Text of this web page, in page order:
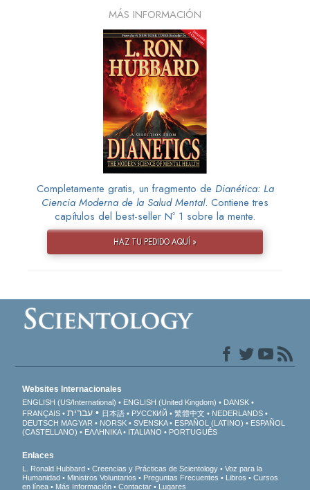
MÁS INFORMACIÓN
Completamente gratis, un fragmento de Dianética: La
Ciencia Moderna de la Salud Mental. Contiene tres
capítulos del best-seller Nº 1 sobre la mente.
HAZ TU PEDIDO AQUÍ »
Websites Internacionales
ENGLISH (US/International) ENGLISH (United Kingdom)
DANSK
FRANÇAIS
עברית 日本語 РУССКИЙ 繁體中文
NEDERLANDS
DEUTSCH MAGYAR NORSK SVENSKA ESPAÑOL (LATINO)
ESPAÑOL
(CASTELLANO)
ΕΛΛΗΝΙΚA ITALIANO PORTUGUÊS
Enlaces
L. Ronald Hubbard Creencias y Prácticas de Scientology
Voz para la
Humanidad
Ministros Voluntarios Preguntas Frecuentes Libros
Cursos
en línea
Más Información Contactar Lugares